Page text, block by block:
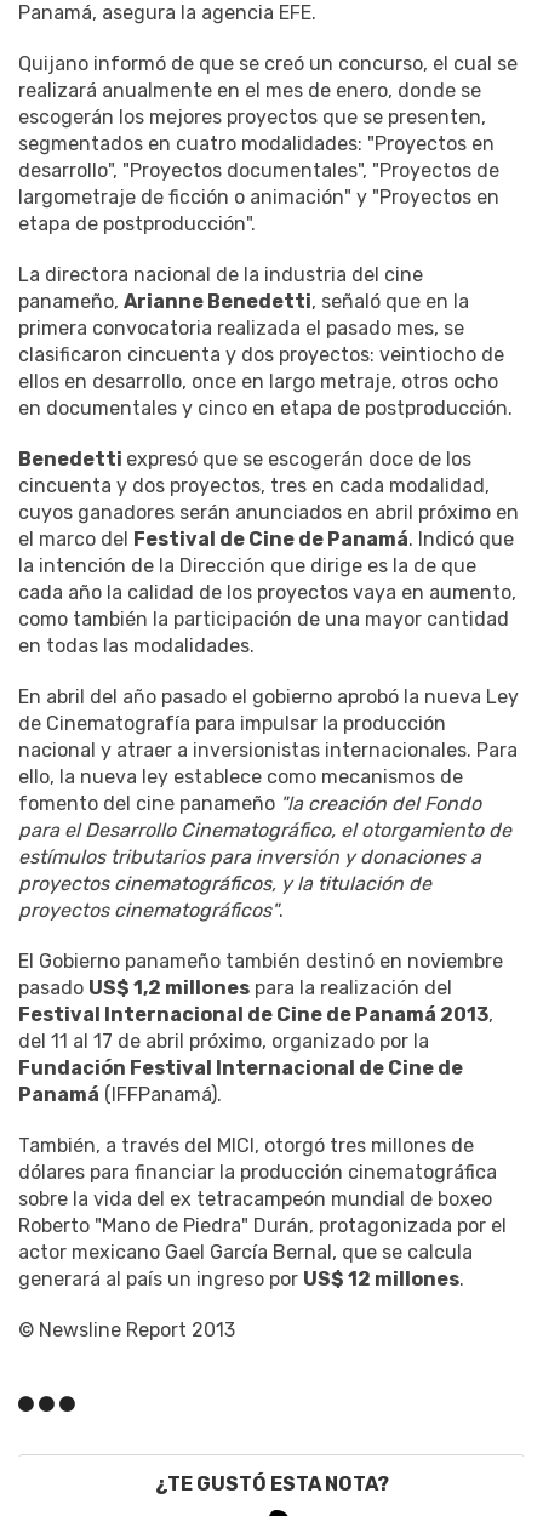
Panamá, asegura la agencia EFE.
Quijano informó de que se creó un concurso, el cual se
realizará anualmente en el mes de enero, donde se
escogerán los mejores proyectos que se presenten,
segmentados en cuatro modalidades: "Proyectos en
desarrollo", "Proyectos documentales", "Proyectos de
largometraje de ficción o animación" y "Proyectos en
etapa de postproducción".
La directora nacional de la industria del cine
panameño, Arianne Benedetti, señaló que en la
primera convocatoria realizada el pasado mes, se
clasificaron cincuenta y dos proyectos: veintiocho de
ellos en desarrollo, once en largo metraje, otros ocho
en documentales y cinco en etapa de postproducción.
Benedetti expresó que se escogerán doce de los
cincuenta y dos proyectos, tres en cada modalidad,
cuyos ganadores serán anunciados en abril próximo en
el marco del Festival de Cine de Panamá. Indicó que
la intención de la Dirección que dirige es la de que
cada año la calidad de los proyectos vaya en aumento,
como también la participación de una mayor cantidad
en todas las modalidades.
En abril del año pasado el gobierno aprobó la nueva Ley
de Cinematografía para impulsar la producción
nacional y atraer a inversionistas internacionales. Para
ello, la nueva ley establece como mecanismos de
fomento del cine panameño "la creación del Fondo
para el Desarrollo Cinematográfico, el otorgamiento de
estímulos tributarios para inversión y donaciones a
proyectos cinematográficos, y la titulación de
proyectos cinematográficos".
El Gobierno panameño también destinó en noviembre
pasado US$ 1,2 millones para la realización del
Festival Internacional de Cine de Panamá 2013,
del 11 al 17 de abril próximo, organizado por la
Fundación Festival Internacional de Cine de
Panamá (IFFPanamá).
También, a través del MICI, otorgó tres millones de
dólares para financiar la producción cinematográfica
sobre la vida del ex tetracampeón mundial de boxeo
Roberto "Mano de Piedra" Durán, protagonizada por el
actor mexicano Gael García Bernal, que se calcula
generará al país un ingreso por US$ 12 millones.
© Newsline Report 2013
¿TE GUSTÓ ESTA NOTA?